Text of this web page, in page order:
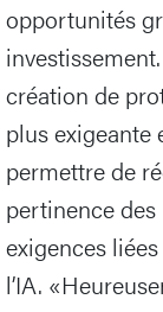
opportunités
création de
plus exigeante
permettre de
pertinence des
exigences
l’IA.